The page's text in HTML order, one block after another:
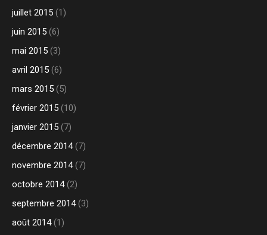
juillet 2015 (1)
juin 2015 (6)
mai 2015 (3)
avril 2015 (6)
mars 2015 (5)
février 2015 (10)
janvier 2015 (7)
décembre 2014(7)
novembre 2014(7)
octobre 2014(2)
septembre 2014(3)
août 2014(1)